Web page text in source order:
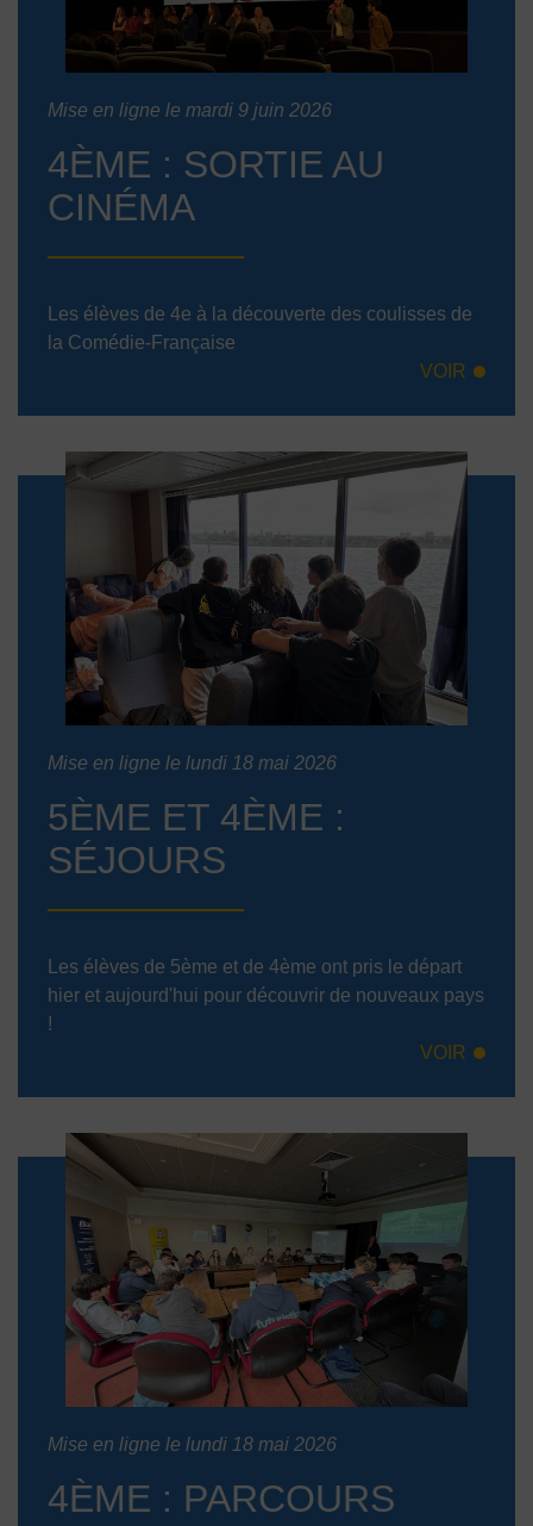
Mise en ligne le mardi 9 juin 2026
4ÈME : SORTIE AU
CINÉMA
Les élèves de 4e à la découverte des coulisses de
la Comédie-Française
VOIR
Mise en ligne le lundi 18 mai 2026
5ÈME ET 4ÈME :
SÉJOURS
Les élèves de 5ème et de 4ème ont pris le départ
hier et aujourd'hui pour découvrir de nouveaux pays
!
VOIR
Mise en ligne le lundi 18 mai 2026
4ÈME : PARCOURS